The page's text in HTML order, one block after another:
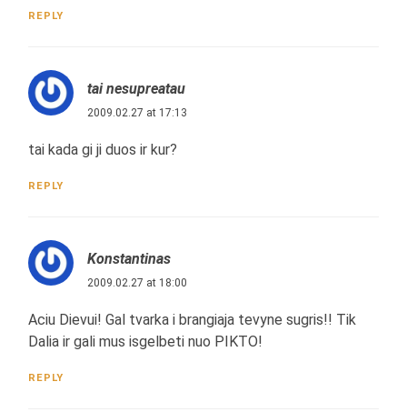
REPLY
tai nesupreatau
2009.02.27 at 17:13
tai kada gi ji duos ir kur?
REPLY
Konstantinas
2009.02.27 at 18:00
Aciu Dievui! Gal tvarka i brangiaja tevyne sugris!! Tik
Dalia ir gali mus isgelbeti nuo PIKTO!
REPLY